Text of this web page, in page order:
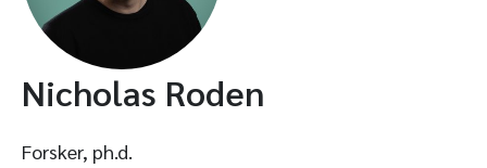
Nicholas Roden
Forsker, ph.d.